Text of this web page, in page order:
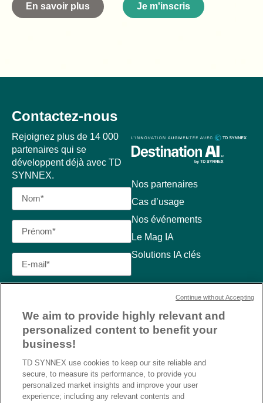
En savoir plus Je m'inscris
Nos partenaires
Cas d’usage
Nos événements
Le Mag IA
Solutions IA clés
Contactez-nous
Rejoignez plus de 14 000
partenaires qui se
développent déjà avec TD
SYNNEX.
We aim to provide highly relevant and
personalized content to benefit your
business!
TD SYNNEX use cookies to keep our site reliable and
secure, to measure its performance, to provide you
personalized market insights and improve your user
experience; including any relevant contents and
Continue without Accepting